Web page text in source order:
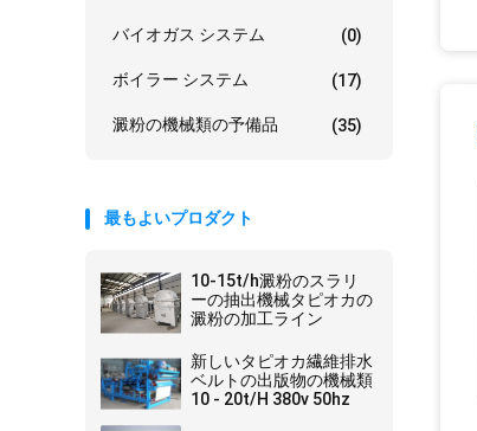
バイオガス システム (0)
ボイラー システム (17)
澱粉の機械類の予備品 (35)
最もよいプロダクト
10-15t/h澱粉のスラリ
ーの抽出機械タピオカの
澱粉の加工ライン
新しいタピオカ繊維排水
ベルトの出版物の機械類
10 - 20t/H 380v 50hz